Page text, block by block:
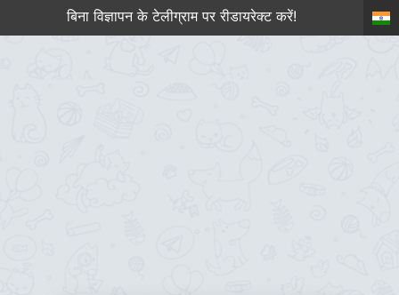
बिना विज्ञापन के टेलीग्राम पर रीडायरेक्ट करें!